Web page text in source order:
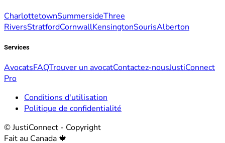
CharlottetownSummersideThree
RiversStratfordCornwallKensingtonSourisAlberton
Services
AvocatsFAQTrouver un avocatContactez-nousJustiConnect
Pro
Conditions d'utilisation
Politique de confidentialité
© JustiConnect - Copyright
Fait au Canada 🍁